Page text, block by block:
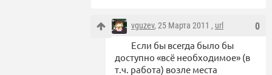
0
vguzev, 25 Марта 2011 , url
Если бы всегда было бы
доступно «всё необходимое» (в
т.ч. работа) возле места